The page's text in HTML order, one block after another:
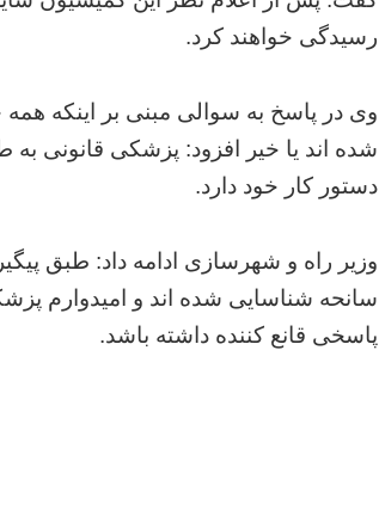
رسیدگی خواهند کرد.
وی در پاسخ به سوالی مبنی بر اینکه
شده اند یا خیر افزود: پزشکی قانونی به
دستور کار خود دارد.
وزیر راه و شهرسازی ادامه داد: طبق
سانحه شناسایی شده اند و امیدوارم
پاسخی قانع کننده داشته باشد.